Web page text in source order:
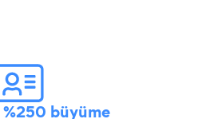
%250 büyüme